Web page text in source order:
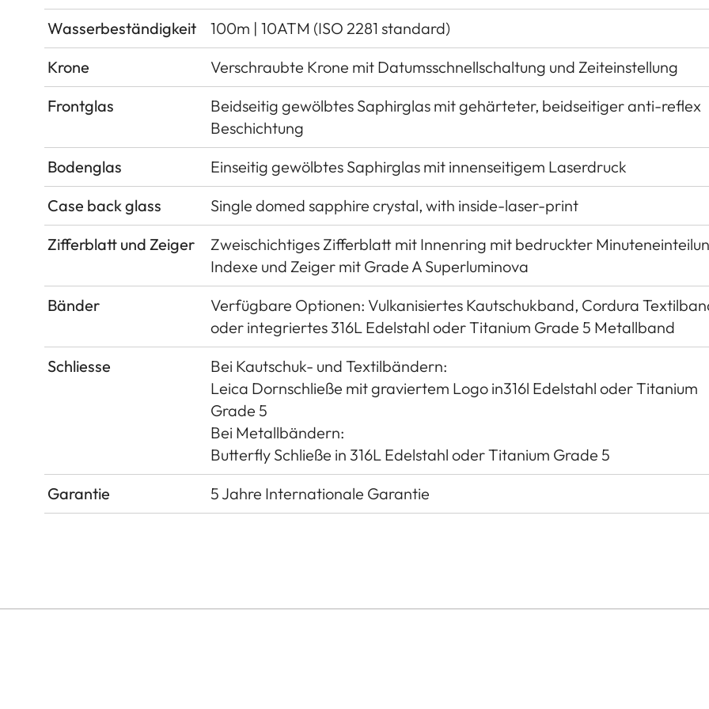
Wasserbeständigkeit
100m | 10ATM (ISO 2281 standard)
Krone
Verschraubte Krone mit Datumsschnellschaltung und Zeiteinstellung
Frontglas
Beidseitig gewölbtes Saphirglas mit gehärteter, beidseitiger anti-reflex
Beschichtung
Bodenglas
Einseitig gewölbtes Saphirglas mit innenseitigem Laserdruck
Case back glass
Single domed sapphire crystal, with inside-laser-print
Zifferblatt und Zeiger
Zweischichtiges Zifferblatt mit Innenring mit bedruckter
Indexe und Zeiger mit Grade A Superluminova
Bänder
Verfügbare Optionen: Vulkanisiertes Kautschukband, Cordura
oder integriertes 316L Edelstahl oder Titanium Grade 5 Metallband
Schliesse
Bei Kautschuk- und Textilbändern:
Leica Dornschließe mit graviertem Logo in316l Edelstahl oder Titanium
Grade 5
Bei Metallbändern:
Butterfly Schließe in 316L Edelstahl oder Titanium Grade 5
Garantie
5 Jahre Internationale Garantie